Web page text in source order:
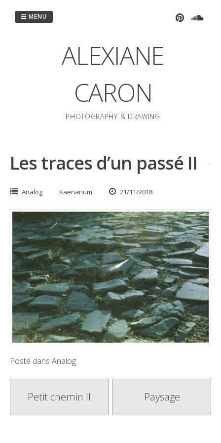
ALEXIANE
CARON
PHOTOGRAPHY & DRAWING
MENU
Les traces d’un passé II
Analog Kaenarium 21/11/2018
Posté dans Analog
Poste
navigation
Petit chemin II Paysage